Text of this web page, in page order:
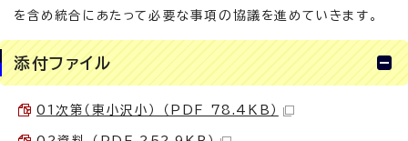
を含め統合にあたって必要な事項の協議を進めていきます。
添付ファイル
01次第（東小沢小） （PDF 78.4KB）